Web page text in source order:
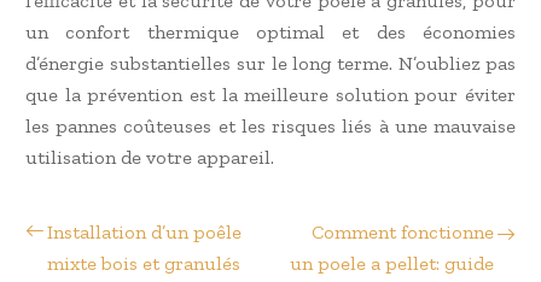
un confort thermique optimal et des économies
d’énergie substantielles sur le long terme. N’oubliez pas
que la prévention est la meilleure solution pour éviter
les pannes coûteuses et les risques liés à une mauvaise
utilisation de votre appareil.
Installation d’un poêle
mixte bois et granulés
Comment fonctionne
un poele a pellet: guide